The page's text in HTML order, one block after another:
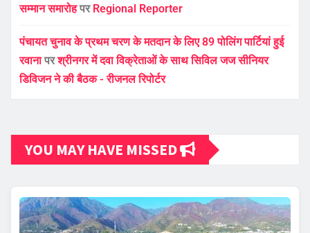
सम्मान समारोहपर Regional Reporter
पंचायत चुनाव के प्रथम चरण के मतदान के लिए 89 पोलिंग पार्टियां हुई
रवानापरश्रीनगर में दवा विक्रेताओं के साथ सिविल जज सीनियर
डिविजन ने की बैठक - रीजनल रिपोर्टर
YOU MAY HAVE MISSED